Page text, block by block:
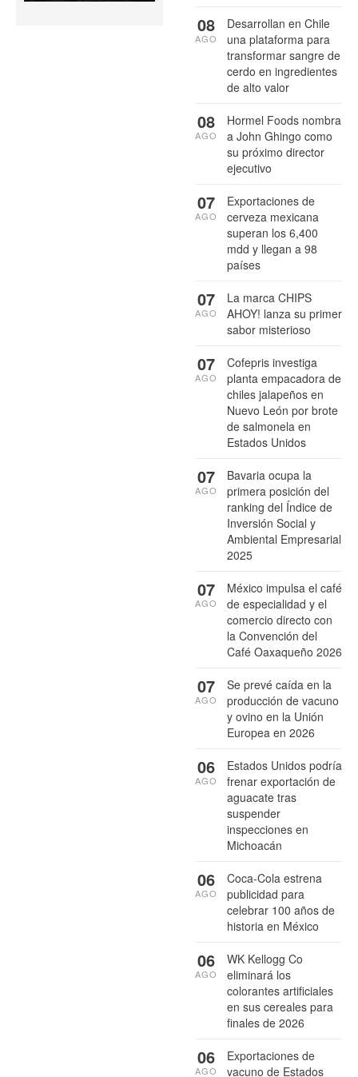
Desarrollan en Chile
una plataforma para
transformar sangre de
cerdo en ingredientes
de alto valor
08
AGO
Hormel Foods nombra
a John Ghingo como
su próximo director
ejecutivo
08
AGO
Exportaciones de
cerveza mexicana
superan los 6,400
mdd y llegan a 98
países
07
AGO
La marca CHIPS
AHOY! lanza su primer
sabor misterioso
07
AGO
Cofepris investiga
planta empacadora de
chiles jalapeños en
Nuevo León por brote
de salmonela en
Estados Unidos
07
AGO
Bavaria ocupa la
primera posición del
ranking del Índice de
Inversión Social y
Ambiental Empresarial
2025
07
AGO
México impulsa el café
de especialidad y el
comercio directo con
la Convención del
Café Oaxaqueño 2026
07
AGO
Se prevé caída en la
producción de vacuno
y ovino en la Unión
Europea en 2026
07
AGO
Estados Unidos podría
frenar exportación de
aguacate tras
suspender
inspecciones en
Michoacán
06
AGO
Coca-Cola estrena
publicidad para
celebrar 100 años de
historia en México
06
AGO
WK Kellogg Co
eliminará los
colorantes artificiales
en sus cereales para
finales de 2026
06
AGO
Exportaciones de
vacuno de Estados
06
AGO